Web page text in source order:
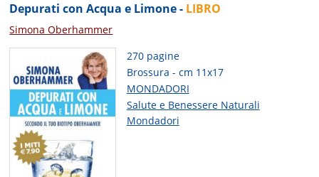
Depurati con Acqua e Limone - LIBRO
Simona Oberhammer
270 pagine
Brossura - cm 11x17
MONDADORI
Salute e Benessere Naturali
Mondadori